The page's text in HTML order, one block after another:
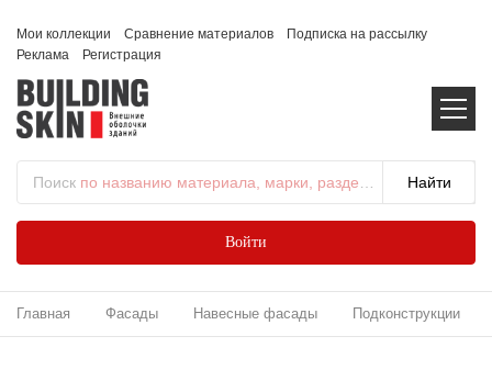
Мои коллекции Сравнение материалов
Подписка на рассылку
Реклама
Регистрация
Поиск по названию материала, марки, раздела...
Войти
Главная Фасады Навесные фасады Подконструкции